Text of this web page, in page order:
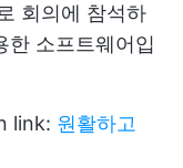
회의에 참석하
한 소프트웨어입
link: 원활하고